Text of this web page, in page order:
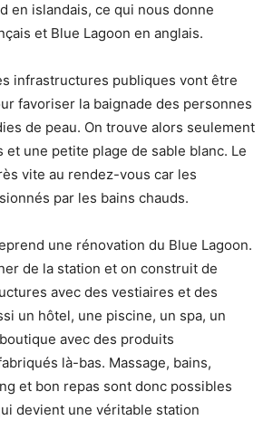
en islandais, ce qui nous donne
et Blue Lagoon en anglais.
infrastructures publiques vont être
favoriser la baignade des personnes
de peau. On trouve alors seulement
et une petite plage de sable blanc. Le
vite au rendez-vous car les
par les bains chauds.
une rénovation du Blue Lagoon.
de la station et on construit de
avec des vestiaires et des
un hôtel, une piscine, un spa, un
avec des produits
là-bas. Massage, bains,
et bon repas sont donc possibles
devient une véritable station